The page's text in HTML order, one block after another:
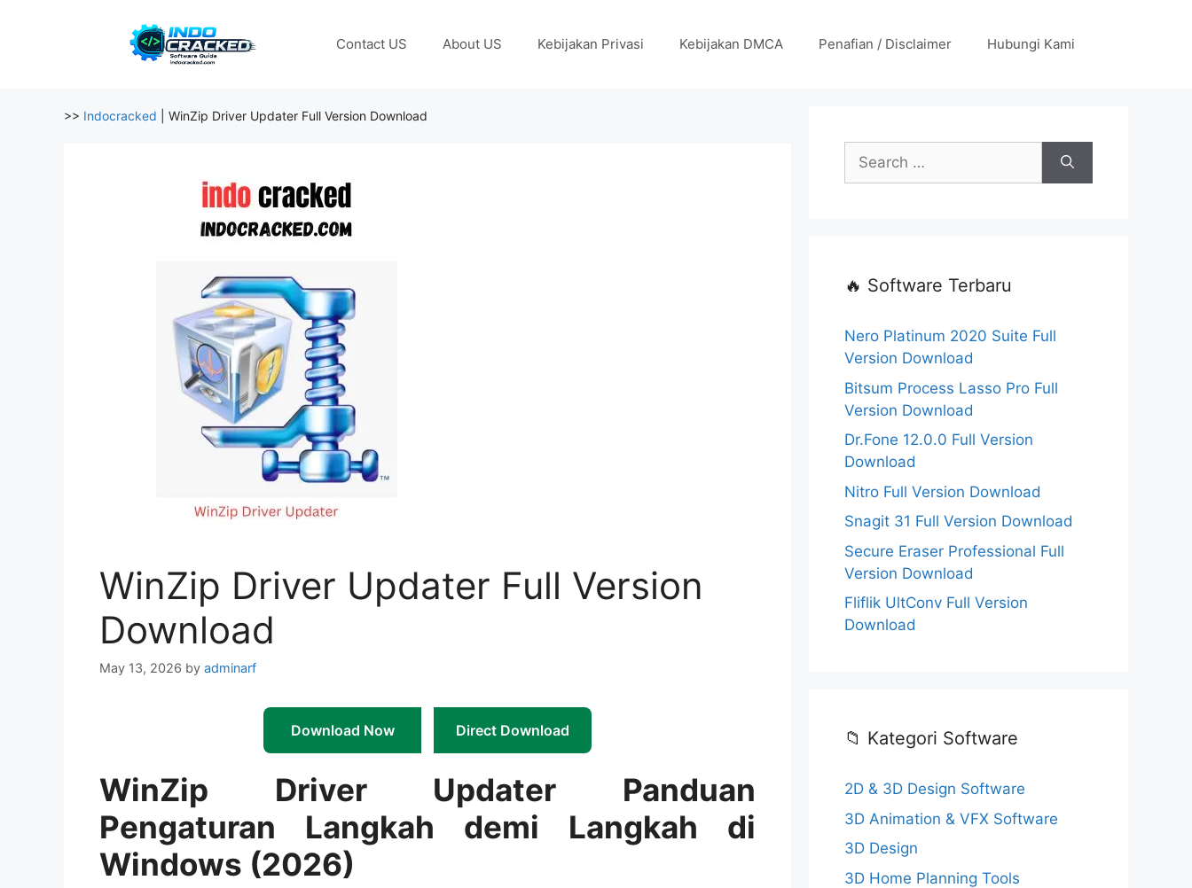
Contact US About US Kebijakan Privasi Kebijakan DMCA Penafian / Disclaimer Hubungi Kami
>> Indocracked WinZip Driver Updater Full Version Download
WinZip Driver Updater Full Version
Download
May 13, 2026 by adminarf
Download Now Direct Download
WinZip Driver Updater Panduan
Pengaturan Langkah demi Langkah di
Windows (2026)
Search
for:
🔥 Software Terbaru
Nero Platinum 2020 Suite Full
Version Download
Bitsum Process Lasso Pro Full
Version Download
Dr.Fone 12.0.0 Full Version
Download
Nitro Full Version Download
Snagit 31 Full Version Download
Secure Eraser Professional Full
Version Download
Fliflik UltConv Full Version
Download
📁 Kategori Software
2D & 3D Design Software
3D Animation & VFX Software
3D Design
3D Home Planning Tools